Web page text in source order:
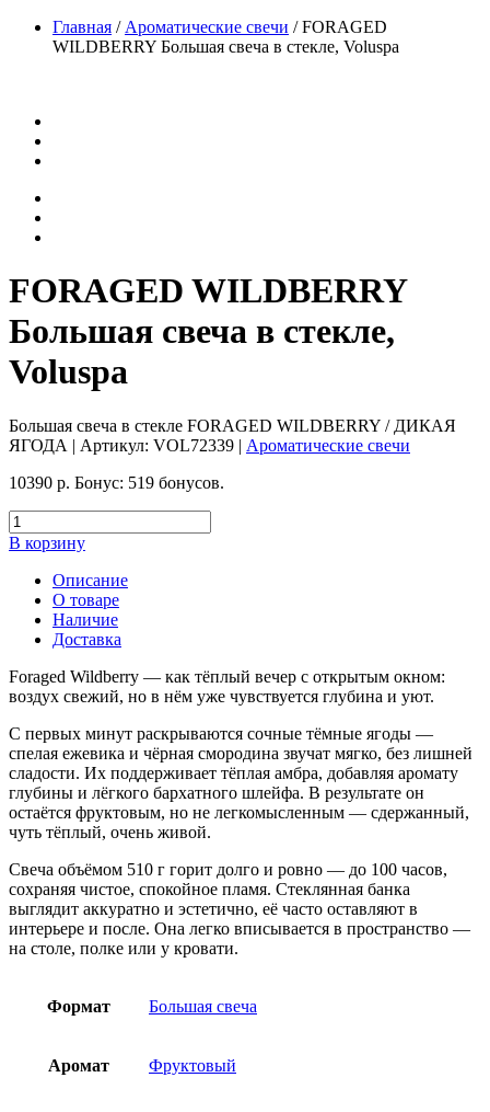
Главная / Ароматические свечи /FORAGED
WILDBERRY Большая свеча в стекле, Voluspa
FORAGED WILDBERRY
Большая свеча в стекле,
Voluspa
Большая свеча в стекле FORAGED WILDBERRY / ДИКАЯ
ЯГОДА | Артикул: VOL72339 | Ароматические свечи
10390 р. Бонус: 519 бонусов.
В корзину
Описание
О товаре
Наличие
Доставка
Foraged Wildberry — как тёплый вечер с открытым окном:
воздух свежий, но в нём уже чувствуется глубина и уют.
С первых минут раскрываются сочные тёмные ягоды —
спелая ежевика и чёрная смородина звучат мягко, без лишней
сладости. Их поддерживает тёплая амбра, добавляя аромату
глубины и лёгкого бархатного шлейфа. В результате он
остаётся фруктовым, но не легкомысленным — сдержанный,
чуть тёплый, очень живой.
Свеча объёмом 510 г горит долго и ровно — до 100 часов,
сохраняя чистое, спокойное пламя. Стеклянная банка
выглядит аккуратно и эстетично, её часто оставляют в
интерьере и после. Она легко вписывается в пространство —
на столе, полке или у кровати.
Формат Большая свеча
Аромат Фруктовый